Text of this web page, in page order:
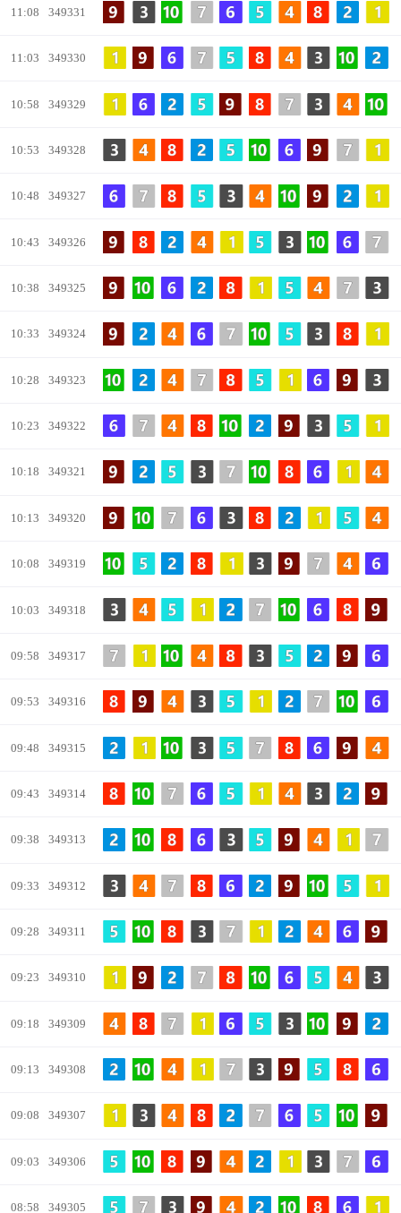
11:08 349331
11:03 349330
10:58 349329
10:53 349328
10:48 349327
10:43 349326
10:38 349325
10:33 349324
10:28 349323
10:23 349322
10:18 349321
10:13 349320
10:08 349319
10:03 349318
09:58 349317
09:53 349316
09:48 349315
09:43 349314
09:38 349313
09:33 349312
09:28 349311
09:23 349310
09:18 349309
09:13 349308
09:08 349307
09:03 349306
08:58 349305